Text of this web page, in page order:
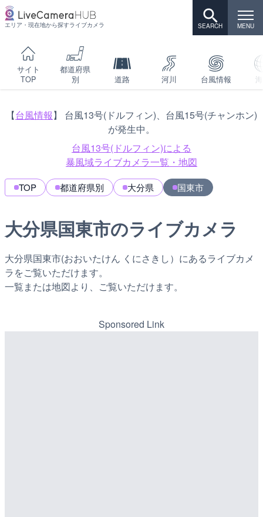
エリア・現在地から探すライブカメラ
サイト
TOP
都道府県
別
道路 河川 台風情報
【台風情報】 台風13号(ドルフィン)、台風15号(チャンホン)
が発生中。
台風13号(ドルフィン)による
暴風域ライブカメラ一覧・地図
TOP 都道府県別 大分県 国東市
大分県国東市のライブカメラ
大分県国東市(おおいたけん くにさきし）にあるライブカメ
ラをご覧いただけます。
一覧または地図より、ご覧いただけます。
Sponsored Link